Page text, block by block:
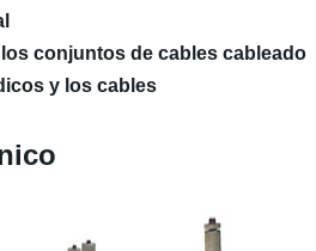
conjuntos de cables cableado
y los cables